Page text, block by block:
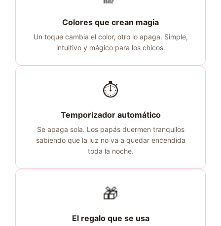
Colores que crean magia
Un toque cambia el color, otro lo apaga. Simple,
intuitivo y mágico para los chicos.
⏱️
Temporizador automático
Se apaga sola. Los papás duermen tranquilos
sabiendo que la luz no va a quedar encendida
toda la noche.
🎁
El regalo que se usa